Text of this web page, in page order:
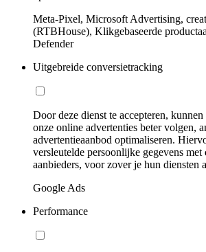
Meta-Pixel, Microsoft Advertising,
(RTBHouse), Klikgebaseerde
Defender
Uitgebreide conversietracking
Door deze dienst te accepteren,
onze online advertenties beter volgen,
advertentieaanbod optimaliseren.
versleutelde persoonlijke gegevens met
aanbieders, voor zover je hun diensten
Google Ads
Performance